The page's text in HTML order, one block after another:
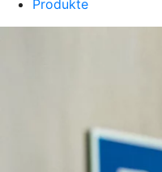
Produkte